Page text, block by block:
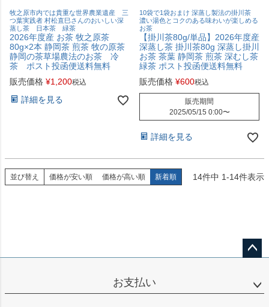
牧之原市内では貴重な世界農業遺産 三
つ葉実践者 村松直巳さんのおいしい深
蒸し茶 日本茶 緑茶
2026年度産 お茶 牧之原茶
80g×2本 静岡茶 煎茶 牧の原茶
静岡の茶草場農法のお茶 冷
茶 ポスト投函便送料無料
販売価格 ¥1,200税込
詳細を見る
10袋で1袋おまけ 深蒸し製法の掛川茶
濃い湯色とコクのある味わいが楽しめる
お茶
【掛川茶80g/単品】2026年度産
深蒸し茶 掛川茶80g 深蒸し掛川
お茶 茶葉 静岡茶 煎茶 深むし茶
緑茶 ポスト投函便送料無料
販売価格 ¥600税込
販売期間
2025/05/15 0:00〜
詳細を見る
並び替え 価格が安い順 価格が高い順 新着順 14件中 1-14件表示
ップ
お支払い